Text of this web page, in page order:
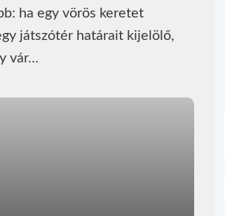
ha egy vörös keretet
játszótér határait kijelölő,
vár…